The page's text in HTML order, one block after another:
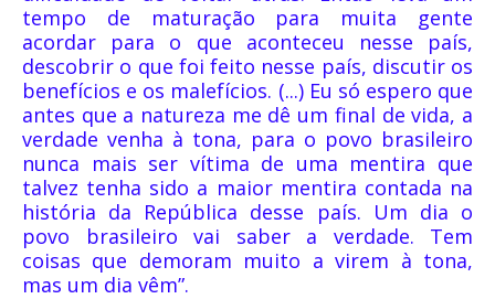
tempo de maturação para muita gente
acordar para o que aconteceu nesse país,
descobrir o que foi feito nesse país, discutir os
benefícios e os malefícios. (...) Eu só espero que
antes que a natureza me dê um final de vida, a
verdade venha à tona, para o povo brasileiro
nunca mais ser vítima de uma mentira que
talvez tenha sido a maior mentira contada na
história da República desse país. Um dia o
povo brasileiro vai saber a verdade. Tem
coisas que demoram muito a virem à tona,
mas um dia vêm”.